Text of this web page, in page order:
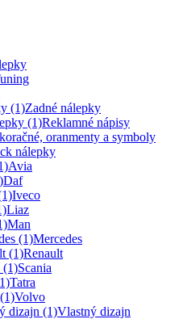
Zadné nálepky
Reklamné nápisy
oranmenty a symboly
nálepky
Avia
Daf
Iveco
Liaz
Man
Mercedes
Renault
Scania
Tatra
Volvo
Vlastný dizajn